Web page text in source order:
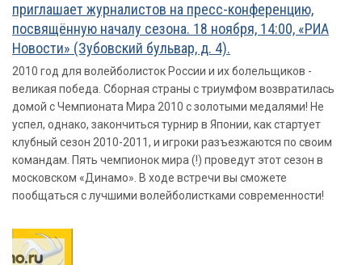
приглашает журналистов на пресс-конференцию,
посвящённую началу сезона. 18 ноября, 14:00, «РИА
Новости» (Зубовский бульвар, д. 4).
2010 год для волейболисток России и их болельщиков -
великая победа. Сборная страны с триумфом возвратилась
домой с Чемпионата Мира 2010 с золотыми медалями! Не
успел, однако, закончиться турнир в Японии, как стартует
клубный сезон 2010-2011, и игроки разъезжаются по своим
командам. Пять чемпионок мира (!) проведут этот сезон в
московском «Динамо». В ходе встречи вы сможете
пообщаться с лучшими волейболистками современности!